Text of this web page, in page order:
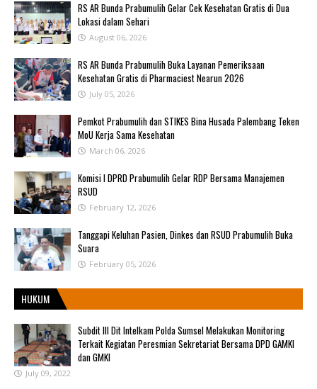
RS AR Bunda Prabumulih Gelar Cek Kesehatan Gratis di Dua
Lokasi dalam Sehari
August 06, 2026
RS AR Bunda Prabumulih Buka Layanan Pemeriksaan
Kesehatan Gratis di Pharmaciest Nearun 2026
July 05, 2026
Pemkot Prabumulih dan STIKES Bina Husada Palembang Teken
MoU Kerja Sama Kesehatan
March 06, 2026
Komisi I DPRD Prabumulih Gelar RDP Bersama Manajemen
RSUD
February 12, 2026
Tanggapi Keluhan Pasien, Dinkes dan RSUD Prabumulih Buka
Suara
February 05, 2026
HUKUM
Subdit III Dit Intelkam Polda Sumsel Melakukan Monitoring
Terkait Kegiatan Peresmian Sekretariat Bersama DPD GAMKI
dan GMKI
July 09, 2022